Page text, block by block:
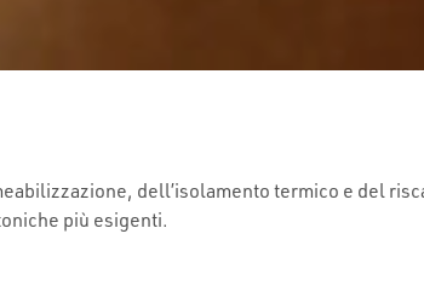
dell’isolamento termico e del
più esigenti.